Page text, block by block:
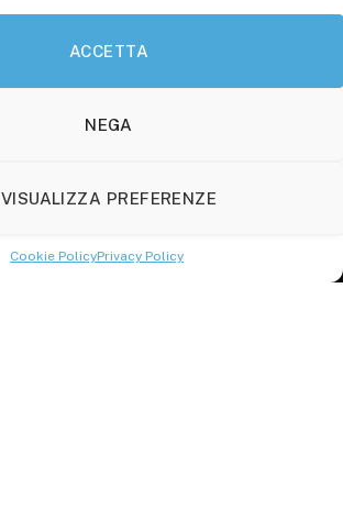
ACCETTA
NEGA
VISUALIZZA PREFERENZE
Cookie PolicyPrivacy Policy